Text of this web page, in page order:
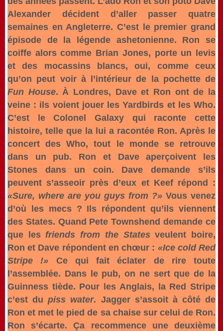
Alexander décident d’aller passer quatre
semaines en Angleterre. C’est le premier grand
épisode de la légende ashetonienne. Ron se
coiffe alors comme Brian Jones, porte un levis
et des mocassins blancs, oui, comme ceux
qu’on peut voir à l’intérieur de la pochette de
Fun House. À Londres, Dave et Ron ont de la
veine : ils voient jouer les Yardbirds et les Who.
C’est le Colonel Galaxy qui raconte cette
histoire, telle que la lui a racontée Ron. Après le
concert des Who, tout le monde se retrouve
dans un pub. Ron et Dave aperçoivent les
Stones dans un coin. Dave demande s’ils
peuvent s’asseoir près d’eux et Keef répond :
«Sure, where are you guys from ?» Vous venez
d’où les mecs ? Ils répondent qu’ils viennent
des States. Quand Pete Townshend demande ce
que lesfriends from the Statesveulent boire,
Ron et Dave répondent en chœur : «Ice cold Red
Stripe !» Ce qui fait éclater de rire toute
l’assemblée. Dans le pub, on ne sert que de la
Guinness tiède. Pour les Anglais, la Red Stripe
c’est dupiss water. Jagger s’assoit à côté de
Ron et met le pied de sa chaise sur celui de Ron.
Ron s’écarte. Ça recommence une deuxième